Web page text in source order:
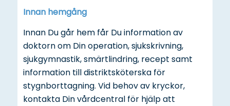
Innan hemgång
Innan Du går hem får Du information av
doktorn om Din operation, sjukskrivning,
sjukgymnastik, smärtlindring, recept samt
information till distriktsköterska för
stygnborttagning. Vid behov av kryckor,
kontakta Din vårdcentral för hjälp att